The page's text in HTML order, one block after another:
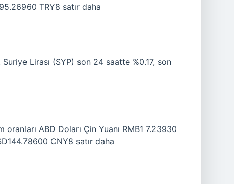
TRY8 satır daha
Lirası (SYP) son 24 saatte %0.17, son
ABD Doları Çin Yuanı RMB1 7.23930
CNY8 satır daha